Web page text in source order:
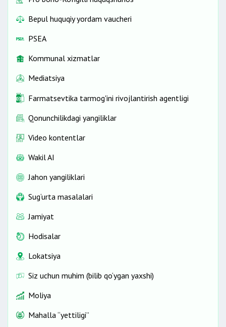
Bepul huquqiy yordam vaucheri
PSEA
Kommunal xizmatlar
Mediatsiya
Farmatsevtika tarmog'ini rivojlantirish agentligi
Qonunchilikdagi yangiliklar
Video kontentlar
Wakil AI
Jahon yangiliklari
Sug‘urta masalalari
Jamiyat
Hodisalar
Lokatsiya
Siz uchun muhim (bilib qo‘ygan yaxshi)
Moliya
Mahalla “yettiligi”